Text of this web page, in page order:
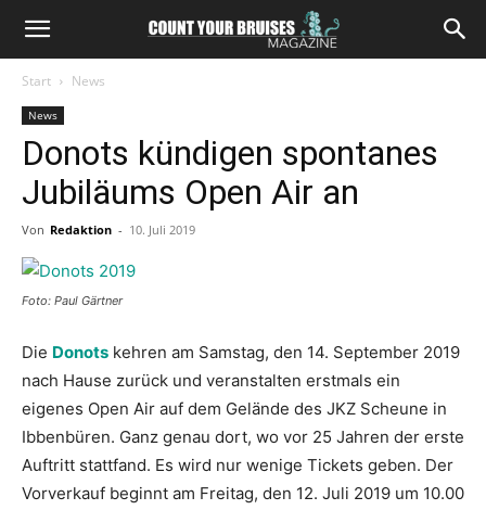
Start News
News
Donots kündigen spontanes
Jubiläums Open Air an
Von Redaktion - 10. Juli 2019
Foto: Paul Gärtner
Die Donots kehren am Samstag, den 14. September 2019
nach Hause zurück und veranstalten erstmals ein
eigenes Open Air auf dem Gelände des JKZ Scheune in
Ibbenbüren. Ganz genau dort, wo vor 25 Jahren der erste
Auftritt stattfand. Es wird nur wenige Tickets geben. Der
Vorverkauf beginnt am Freitag, den 12. Juli 2019 um 10.00